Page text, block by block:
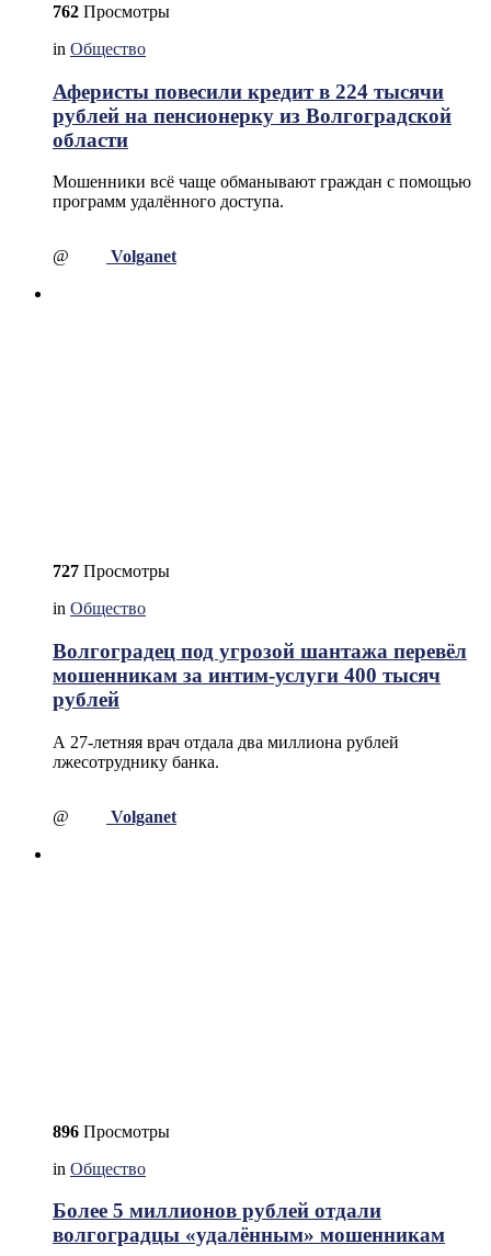
762 Просмотры
in Общество
Аферисты повесили кредит в 224 тысячи
рублей на пенсионерку из Волгоградской
области
Мошенники всё чаще обманывают граждан с помощью
программ удалённого доступа.
@ Volganet
727 Просмотры
in Общество
Волгоградец под угрозой шантажа перевёл
мошенникам за интим-услуги 400 тысяч
рублей
А 27-летняя врач отдала два миллиона рублей
лжесотруднику банка.
@ Volganet
896 Просмотры
in Общество
Более 5 миллионов рублей отдали
волгоградцы «удалённым» мошенникам